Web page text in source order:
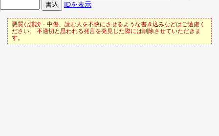
IDを表示
悪質な誹謗・中傷、読む人を不快にさせるような書き込みなどはご遠慮く
ださい。 不適切と思われる発言を発見した際には削除させていただきま
す。